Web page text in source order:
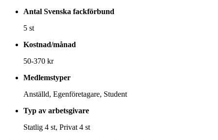
Antal Svenska fackförbund
5 st
Kostnad/månad
50-370 kr
Medlemstyper
Anställd, Egenföretagare, Student
Typ av arbetsgivare
Statlig 4 st, Privat 4 st